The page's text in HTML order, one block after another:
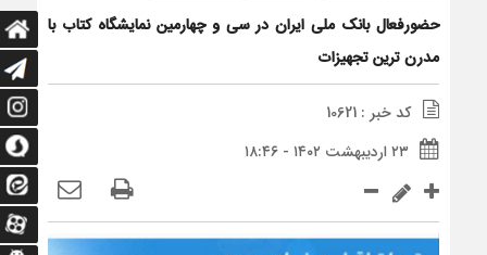
حضورفعال بانک ملی ایران در سی و چهارمین نمایشگاه کتاب با
مدرن ترین تجهیزات
کد خبر : 10621
۲۳ اردیبهشت ۱۴۰۲ - ۱۸:۴۶